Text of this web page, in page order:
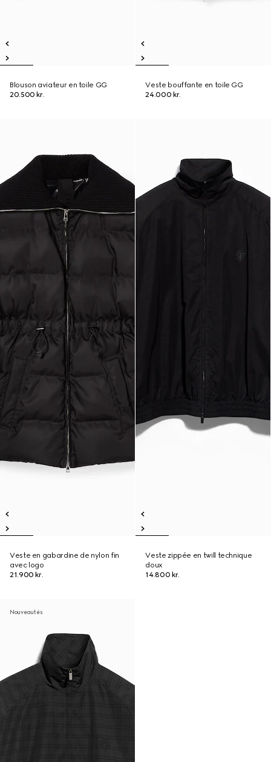
Blouson aviateur en toile GG
20.500 kr.
Veste bouffante en toile GG
24.000 kr.
Veste en gabardine de nylon fin
avec logo
21.900 kr.
Veste zippée en twill technique
doux
14.800 kr.
Nouveautés